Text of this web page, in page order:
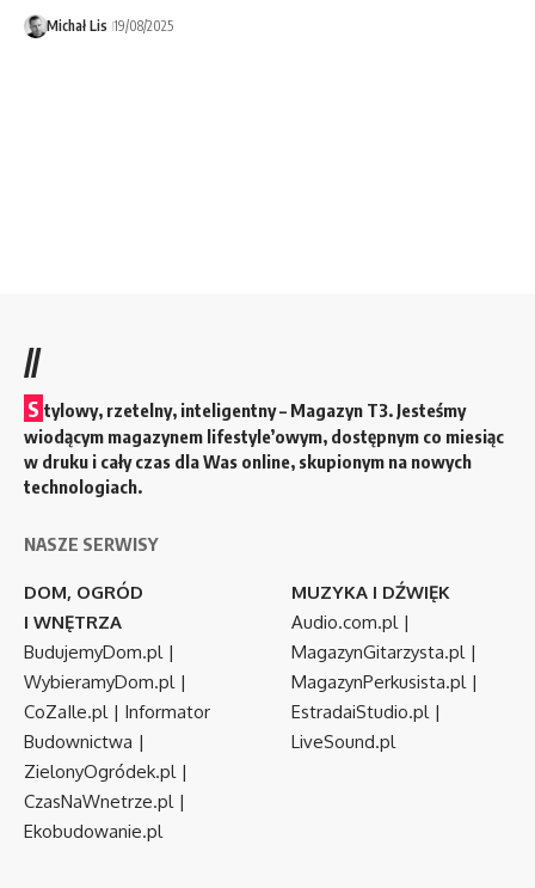
Michał Lis 19/08/2025
//
S tylowy, rzetelny, inteligentny – Magazyn T3. Jesteśmy
wiodącym magazynem lifestyle’owym, dostępnym co miesiąc
w druku i cały czas dla Was online, skupionym na nowych
technologiach.
NASZE SERWISY
DOM, OGRÓD
I WNĘTRZA
BudujemyDom.pl |
WybieramyDom.pl |
CoZaIle.pl | Informator
Budownictwa |
ZielonyOgródek.pl |
CzasNaWnetrze.pl |
Ekobudowanie.pl
MUZYKA I DŹWIĘK
Audio.com.pl |
MagazynGitarzysta.pl |
MagazynPerkusista.pl |
EstradaiStudio.pl |
LiveSound.pl